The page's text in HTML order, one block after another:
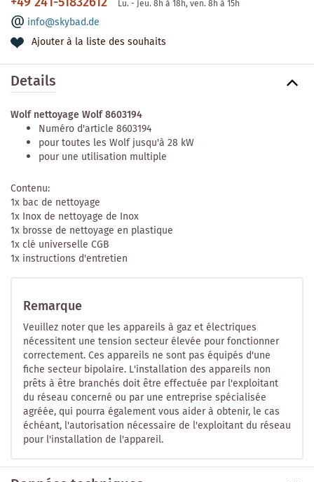
Lu. - Jeu. 8h à 18h, ven. 8h à 15h
info@skybad.de
Ajouter à la liste des souhaits
Details
Wolf nettoyage Wolf 8603194
Numéro d'article 8603194
pour toutes les Wolf jusqu'à 28 kW
pour une utilisation multiple
Contenu:
1x bac de nettoyage
1x Inox de nettoyage de Inox
1x brosse de nettoyage en plastique
1x clé universelle CGB
1x instructions d'entretien
Remarque
Veuillez noter que les appareils à gaz et électriques
nécessitent une tension secteur élevée pour fonctionner
correctement. Ces appareils ne sont pas équipés d'une
fiche secteur bipolaire. L'installation des appareils non
prêts à être branchés doit être effectuée par l'exploitant
du réseau concerné ou par une entreprise spécialisée
agréée, qui pourra également vous aider à obtenir, le cas
échéant, l'autorisation nécessaire de l'exploitant du réseau
pour l'installation de l'appareil.